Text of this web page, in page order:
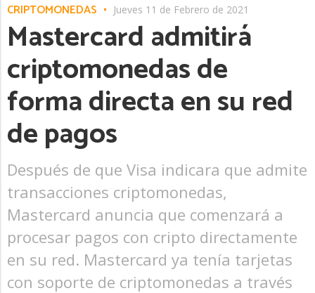
CRIPTOMONEDAS Jueves 11 de Febrero de 2021
Mastercard admitirá
criptomonedas de
forma directa en su red
de pagos
Después de que Visa indicara que admite
transacciones criptomonedas,
Mastercard anuncia que comenzará a
procesar pagos con cripto directamente
en su red. Mastercard ya tenía tarjetas
con soporte de criptomonedas a través